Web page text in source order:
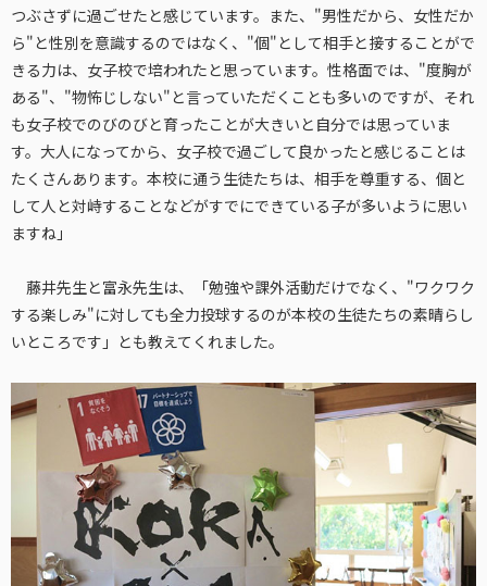
つぶさずに過ごせたと感じています。また、"男性だから、女性だか
ら"と性別を意識するのではなく、"個"として相手と接することがで
きる力は、女子校で培われたと思っています。性格面では、"度胸が
ある"、"物怖じしない"と言っていただくことも多いのですが、それ
も女子校でのびのびと育ったことが大きいと自分では思っていま
す。大人になってから、女子校で過ごして良かったと感じることは
たくさんあります。本校に通う生徒たちは、相手を尊重する、個と
して人と対峙することなどがすでにできている子が多いように思い
ますね」
藤井先生と富永先生は、「勉強や課外活動だけでなく、"ワクワク
する楽しみ"に対しても全力投球するのが本校の生徒たちの素晴らし
いところです」とも教えてくれました。